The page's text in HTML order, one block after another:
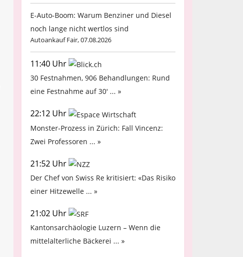
E-Auto-Boom: Warum Benziner und Diesel
noch lange nicht wertlos sind
Autoankauf Fair, 07.08.2026
11:40 Uhr
30 Festnahmen, 906 Behandlungen: Rund
eine Festnahme auf 30' ... »
22:12 Uhr
Monster-Prozess in Zürich: Fall Vincenz:
Zwei Professoren ... »
21:52 Uhr
Der Chef von Swiss Re kritisiert: «Das Risiko
einer Hitzewelle ... »
21:02 Uhr
Kantonsarchäologie Luzern – Wenn die
mittelalterliche Bäckerei ... »